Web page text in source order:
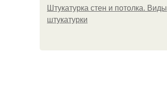
Штукатурка стен и потолка. Виды
штукатурки